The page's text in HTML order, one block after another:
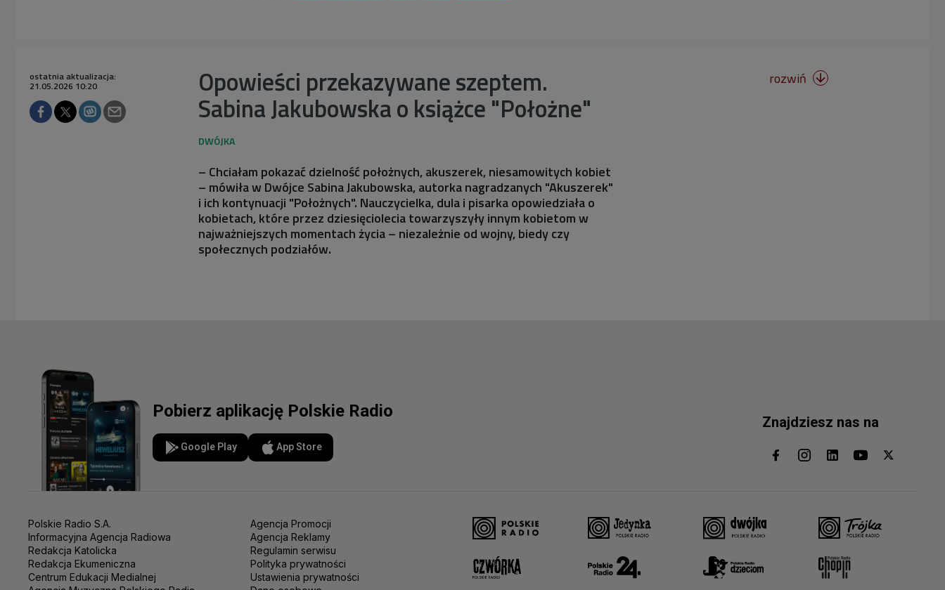
Opowieści przekazywane szeptem.
Sabina Jakubowska o książce "Położne"
ostatnia aktualizacja:
21.05.2026 10:20
– Chciałam pokazać dzielność położnych, akuszerek, niesamowitych kobiet
– mówiła w Dwójce Sabina Jakubowska, autorka nagradzanych "Akuszerek"
i ich kontynuacji "Położnych". Nauczycielka, dula i pisarka opowiedziała o
kobietach, które przez dziesięciolecia towarzyszyły innym kobietom w
najważniejszych momentach życia – niezależnie od wojny, biedy czy
społecznych podziałów.
rozwiń 
Pobierz aplikację Polskie Radio
Google Play App Store
Znajdziesz nas na
Polskie Radio S.A.
Informacyjna Agencja Radiowa
Redakcja Katolicka
Redakcja Ekumeniczna
Centrum Edukacji Medialnej
Agencja Promocji
Agencja Reklamy
Regulamin serwisu
Polityka prywatności
Ustawienia prywatności